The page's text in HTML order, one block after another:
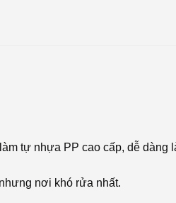
tự nhựa PP cao cấp, dễ dàng
nơi khó rửa nhất.